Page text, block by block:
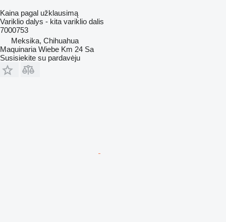
Kaina pagal užklausimą
Variklio dalys - kita variklio dalis
7000753
Meksika, Chihuahua
Maquinaria Wiebe Km 24 Sa
Susisiekite su pardavėju